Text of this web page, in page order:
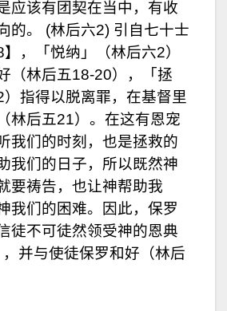
应该有团契在当中，有收
的。 (林后六2) 引自七十士
，「悦纳」（林后六2）
（林后五18-20），「拯
指得以脱离罪，在基督里
林后五21）。在这有恩宠
我们的时刻，也是拯救的
我们的日子，所以既然神
要祷告，也让神帮助我
我们的困难。因此，保罗
徒不可徒然领受神的恩典
，并与使徒保罗和好（林后